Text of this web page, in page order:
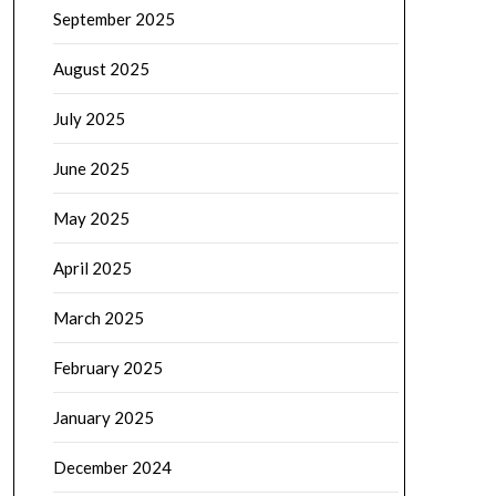
September 2025
August 2025
July 2025
June 2025
May 2025
April 2025
March 2025
February 2025
January 2025
December 2024